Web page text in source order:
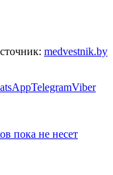
medvestnik.by
TelegramViber
пока не несет